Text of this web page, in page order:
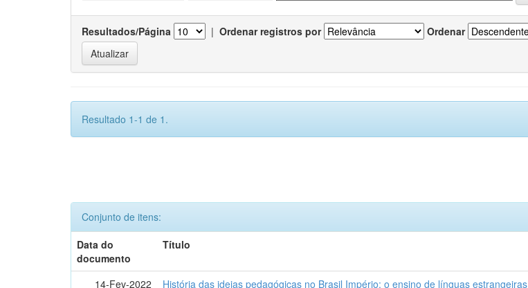
Resultados/Página | Ordenar registros por Ordenar
Resultado 1-1 de 1.
Conjunto de itens:
Data do
documento
Título
14-Fev-2022 História das ideias pedagógicas no Brasil Império: o ensino de línguas estrangeiras